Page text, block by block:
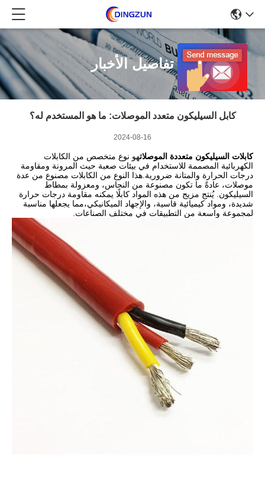
تفاصيل الأخبار
كابل السيليكون متعدد الموصلات: ما هو المستخدم له؟
2024-08-16
كابلات السيليكون متعددة الموصلاتهو نوع متخصص من الكابلات
الكهربائية المصممة للاستخدام في بيئات صعبة حيث المرونة ومقاومة
درجات الحرارة والمتانة ضرورية.هذا النوع من الكابلات مصنوع من عدة
موصلات، عادةً ما تكون مصنوعة من النحاس، ومعزولة بمطاط
السيليكون. يُنتج مزيج من هذه المواد كابلًا يمكنه مقاومة درجات حرارة
شديدة، ومواد كيميائية قاسية، والإجهاد الميكانيكي،مما يجعلها مناسبة
لمجموعة واسعة من التطبيقات في مختلف الصناعات.